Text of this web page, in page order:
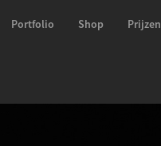
Portfolio Shop Prijzen